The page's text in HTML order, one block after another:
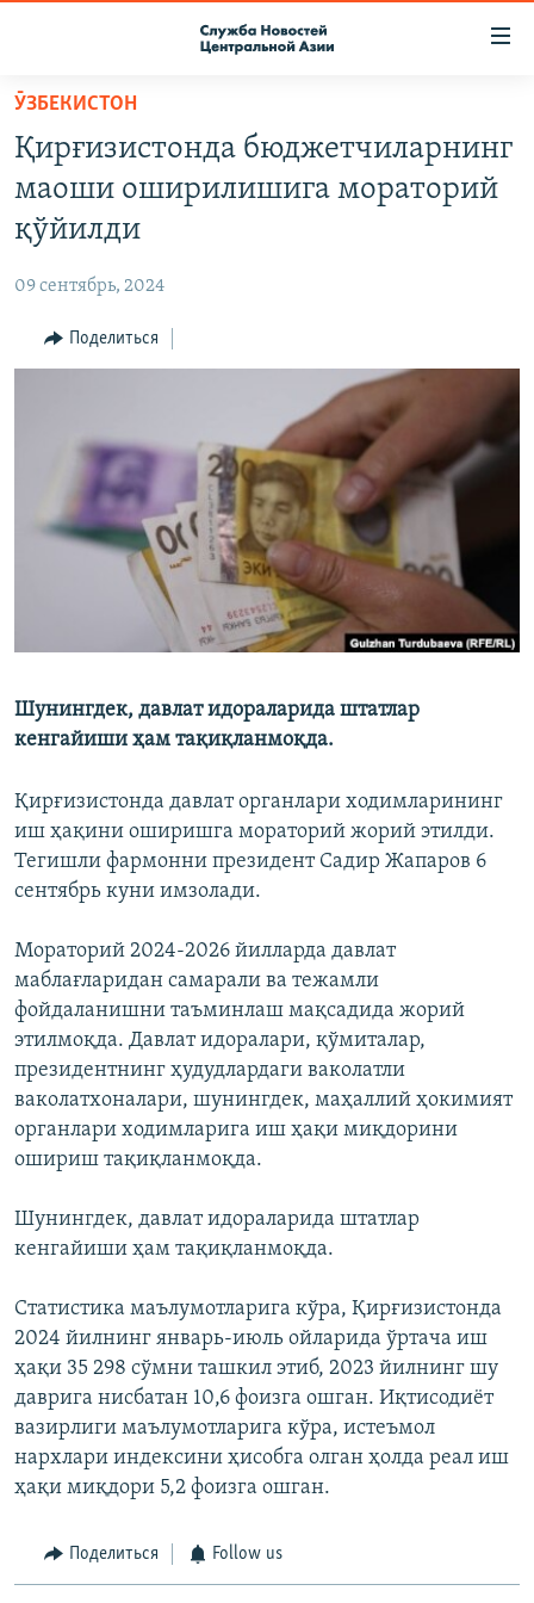
Вернуться
основному
содержанию
Вернутся
главной
навигации
Вернутся
ПОДПИСКА
КОНТАКТЫ
НАСТОЯЩЕЕ ВРЕМЯ
МИГРАНТ МЕДИА
ӮЗБЕКИСТОН
Қирғизистонда бюджетчиларнинг
маоши оширилишига мораторий
қўйилди
09 сентябрь, 2024
Поделиться
Шунингдек, давлат идораларида штатлар
кенгайиши ҳам тақиқланмоқда.
Қирғизистонда давлат органлари ходимларининг
иш ҳақини оширишга мораторий жорий этилди.
Тегишли фармонни президент Садир Жапаров 6
сентябрь куни имзолади.
Мораторий 2024-2026 йилларда давлат
маблағларидан самарали ва тежамли
фойдаланишни таъминлаш мақсадида жорий
этилмоқда. Давлат идоралари, қўмиталар,
президентнинг ҳудудлардаги ваколатли
ваколатхоналари, шунингдек, маҳаллий ҳокимият
органлари ходимларига иш ҳақи миқдорини
ошириш тақиқланмоқда.
Шунингдек, давлат идораларида штатлар
кенгайиши ҳам тақиқланмоқда.
Статистика маълумотларига кўра, Қирғизистонда
2024 йилнинг январь-июль ойларида ўртача иш
ҳақи 35 298 сўмни ташкил этиб, 2023 йилнинг шу
даврига нисбатан 10,6 фоизга ошган. Иқтисодиёт
вазирлиги маълумотларига кўра, истеъмол
нархлари индексини ҳисобга олган ҳолда реал иш
ҳақи миқдори 5,2 фоизга ошган.
Поделиться Follow us